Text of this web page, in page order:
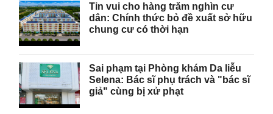
Tin vui cho hàng trăm nghìn cư
dân: Chính thức bỏ đề xuất sở hữu
chung cư có thời hạn
Sai phạm tại Phòng khám Da liễu
Selena: Bác sĩ phụ trách và "bác sĩ
giả" cùng bị xử phạt